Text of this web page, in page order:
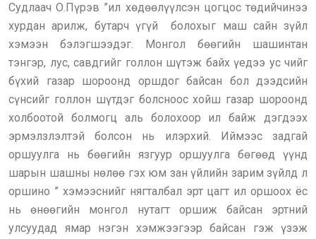
Судлаач О.Пүрэв ”ил хөдөөлүүлсэн цогцос төдийчинээ
хурдан арилж, бутарч үгүй болохыг маш сайн зүйл
хэмээн бэлэгшээдэг. Монгол бөөгийн шашинтан
тэнгэр, лус, савдгийг голлон шүтэж байх үедээ ус чийг
бүхий газар шороонд оршдог байсан бол дээдсийн
сүнсийг голлон шүтдэг болсноос хойш газар шороонд
холбоотой болмогц аль болохоор ил байж дэгдээх
эрмэлзлэлтэй болсон нь илэрхий. Иймээс задгай
оршуулга нь бөөгийн язгуур оршуулга бөгөөд үүнд
шарын шашны нөлөө гэх юм зан үйлийн зарим зүйлд л
оршино ” хэмээснийг нягталбал эрт цагт ил оршоох ёс
нь өнөөгийн монгол нутагт оршиж байсан эртний
улсуудад ямар нэгэн хэмжээгээр байсан гэж үзэж